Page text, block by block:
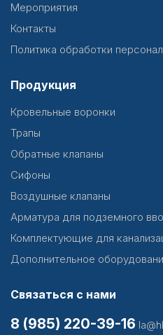
Мероприятия
Контакты
Политика обработки
Продукция
Кровельные воронки
Трапы
Обратные клапаны
Сифоны
Воздушные клапаны
Арматура для подземного
Комплектующие для
Дополнительное
Связаться с нами
8 (985) 220-39-16